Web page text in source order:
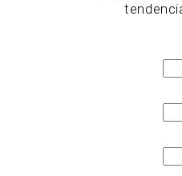
lleno de color como, y